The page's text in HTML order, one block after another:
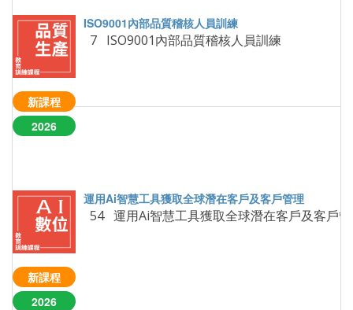
新課程
2026
7 ISO9001內部品質稽核人員訓練
新課程
2026